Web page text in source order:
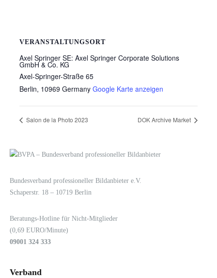
VERANSTALTUNGSORT
Axel Springer SE: Axel Springer Corporate Solutions
GmbH & Co. KG
Axel-Springer-Straße 65
Berlin, 10969 Germany Google Karte anzeigen
Salon de la Photo 2023 DOK Archive Market
Bundesverband professioneller Bildanbieter e.V.
Schaperstr. 18 – 10719 Berlin
Beratungs-Hotline für Nicht-Mitglieder
(0,69 EURO/Minute)
09001 324 333
Verband